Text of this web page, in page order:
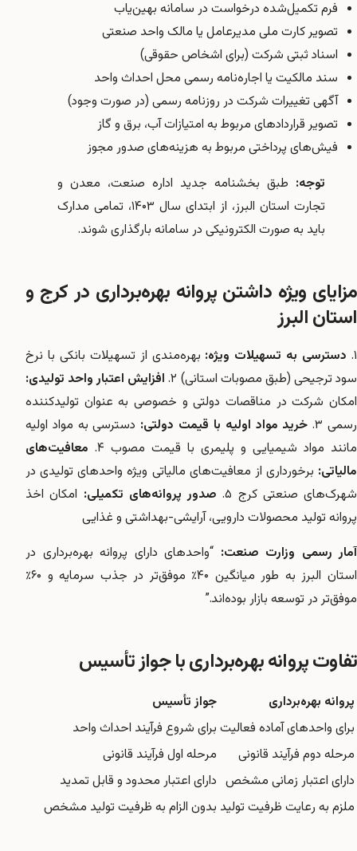
فرم تکمیل‌شده درخواست در سامانه بهین‌یاب
تصویر کارت ملی مدیرعامل یا مالک واحد صنعتی
اسناد ثبتی شرکت (برای اشخاص حقوقی)
سند مالکیت یا اجاره‌نامه رسمی محل احداث واحد
آگهی تغییرات شرکت در روزنامه رسمی (در صورت وجود)
تصویر قراردادهای مربوط به امتیازات آب، برق و گاز
فیش‌های پرداختی مربوط به هزینه‌های صدور مجوز
توجه: طبق بخشنامه جدید اداره صنعت، معدن و
تجارت استان البرز، از ابتدای سال ۱۴۰۳، تمامی مدارک
باید به صورت الکترونیکی در سامانه بارگذاری شوند.
مزایای ویژه داشتن پروانه بهره‌برداری در کرج و
استان البرز
۱. دسترسی به تسهیلات ویژه: بهره‌مندی از تسهیلات بانکی با نرخ
سود ترجیحی (طبق مصوبات استانی) ۲.
افزایش اعتبار واحد تولیدی:
امکان شرکت در مناقصات دولتی و خصوصی به عنوان تولیدکننده
رسمی ۳.
خرید مواد اولیه با قیمت دولتی: دسترسی به مواد اولیه
مانند مواد شیمیایی و پلیمری با قیمت مصوب ۴.
معافیت‌های
مالیاتی: برخورداری از معافیت‌های مالیاتی ویژه واحدهای تولیدی در
شهرک‌های صنعتی کرج ۵.
صدور پروانه‌های تکمیلی: امکان اخذ
پروانه تولید محصولات دارویی، آرایشی-بهداشتی و غذایی
آمار رسمی وزارت صنعت: “واحدهای دارای پروانه بهره‌برداری در
استان البرز به طور میانگین ۴۰٪ موفق‌تر در جذب سرمایه و ۶۰٪
موفق‌تر در توسعه بازار بوده‌اند.”
تفاوت پروانه بهره‌برداری با جواز تأسیس
پروانه بهره‌برداری
جواز تأسیس
برای واحدهای آماده فعالیت برای شروع فرآیند احداث واحد
مرحله دوم فرآیند قانونی
مرحله اول فرآیند قانونی
دارای اعتبار زمانی مشخص دارای اعتبار محدود و قابل تمدید
ملزم به رعایت ظرفیت تولید بدون الزام به ظرفیت تولید مشخص